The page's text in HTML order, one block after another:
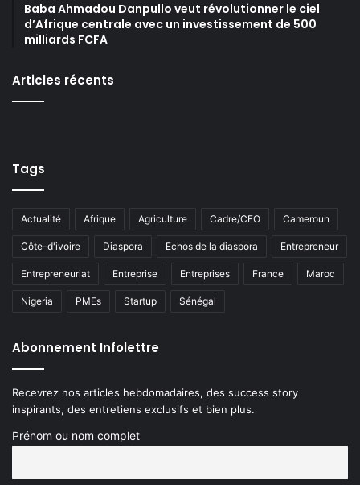
Baba Ahmadou Danpullo veut révolutionner le ciel
d’Afrique centrale avec un investissement de 500
milliards FCFA
Articles récents
Tags
Actualité Afrique Agriculture Cadre/CEO Cameroun
Côte-d'ivoire Diaspora Echos de la diaspora Entrepreneur
Entrepreneuriat Entreprise Entreprises France Maroc
Nigeria PMEs Startup Sénégal
Abonnement Infolettre
Recevrez nos articles hebdomadaires, des success story
inspirants, des entretiens exclusifs et bien plus.
Prénom ou nom complet